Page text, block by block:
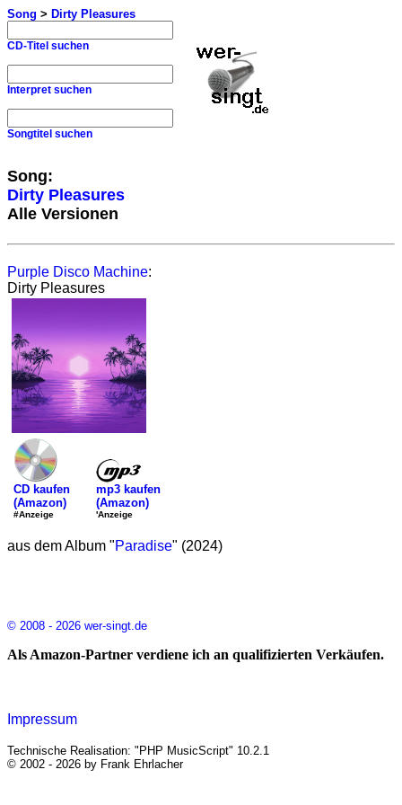
Song > Dirty Pleasures
CD-Titel suchen
Interpret suchen
Songtitel suchen
Song:
Dirty Pleasures
Alle Versionen
Purple Disco Machine:
Dirty Pleasures
CD kaufen
(Amazon)
#Anzeige
mp3 kaufen
(Amazon)
'Anzeige
aus dem Album "Paradise" (2024)
© 2008 - 2026 wer-singt.de
Als Amazon-Partner verdiene ich an qualifizierten Verkäufen.
Impressum
Technische Realisation: "PHP MusicScript" 10.2.1
© 2002 - 2026 by Frank Ehrlacher